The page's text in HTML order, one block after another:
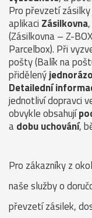
Pro převzetí
aplikaci Zásilkovna
(Zásilkovna – Z-
Parcelbox). Při
pošty (Balík na
přidělený
Detailední
jednotliví dopravci
obvykle obsahují
adobu uchování,
Pro zákazníky z
naše služby o
převzetí zásilek,